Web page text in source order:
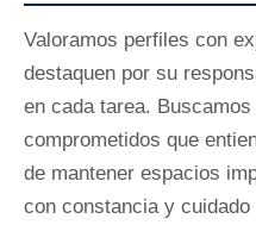
Valoramos perfiles con
destaquen por su
en cada tarea.
comprometidos que
de mantener espacios
con constancia y